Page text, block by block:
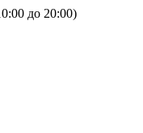
до 20:00)